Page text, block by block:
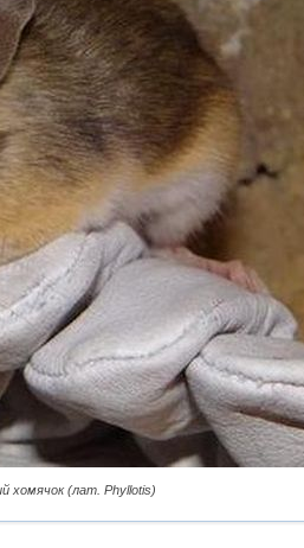
хомячок (лат. Phyllotis)